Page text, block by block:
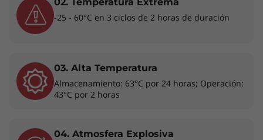
Intel vPro ®con procesadores Intel
vPro ®
tarjetas gráficas independientes opcionales,
incluido Intel®Iris®X ey NVIDIA®GeForce
RTX™, esta laptop puede llevar tu
donde te lleve la vida.
02. Temperatura Extrema
-25 - 60°C en 3 ciclos de 2 horas de duración
03. Alta Temperatura
Almacenamiento: 63°C por 24 horas; Operación:
43°C por 2 horas
04. Atmosfera Explosiva